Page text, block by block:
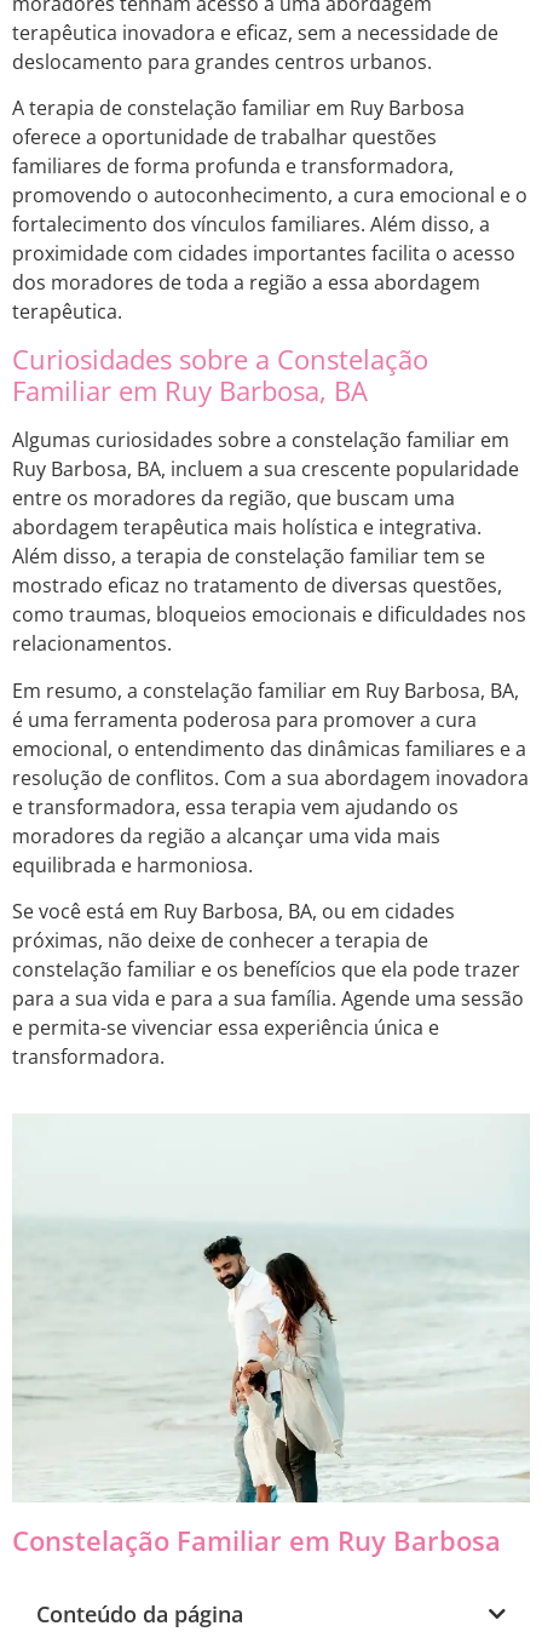
terapêutica inovadora e eficaz, sem a necessidade de
deslocamento para grandes centros urbanos.
A terapia de constelação familiar em Ruy Barbosa
oferece a oportunidade de trabalhar questões
familiares de forma profunda e transformadora,
promovendo o autoconhecimento, a cura emocional e o
fortalecimento dos vínculos familiares. Além disso, a
proximidade com cidades importantes facilita o acesso
dos moradores de toda a região a essa abordagem
terapêutica.
Curiosidades sobre a Constelação
Familiar em Ruy Barbosa, BA
Algumas curiosidades sobre a constelação familiar em
Ruy Barbosa, BA, incluem a sua crescente popularidade
entre os moradores da região, que buscam uma
abordagem terapêutica mais holística e integrativa.
Além disso, a terapia de constelação familiar tem se
mostrado eficaz no tratamento de diversas questões,
como traumas, bloqueios emocionais e dificuldades nos
relacionamentos.
Em resumo, a constelação familiar em Ruy Barbosa, BA,
é uma ferramenta poderosa para promover a cura
emocional, o entendimento das dinâmicas familiares e a
resolução de conflitos. Com a sua abordagem inovadora
e transformadora, essa terapia vem ajudando os
moradores da região a alcançar uma vida mais
equilibrada e harmoniosa.
Se você está em Ruy Barbosa, BA, ou em cidades
próximas, não deixe de conhecer a terapia de
constelação familiar e os benefícios que ela pode trazer
para a sua vida e para a sua família. Agende uma sessão
e permita-se vivenciar essa experiência única e
transformadora.
Constelação Familiar em Ruy Barbosa
Conteúdo da página